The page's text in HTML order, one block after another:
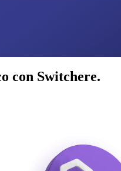
con Switchere.